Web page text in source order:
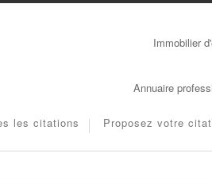
Immobilier
Annuaire
les citations Proposez votre